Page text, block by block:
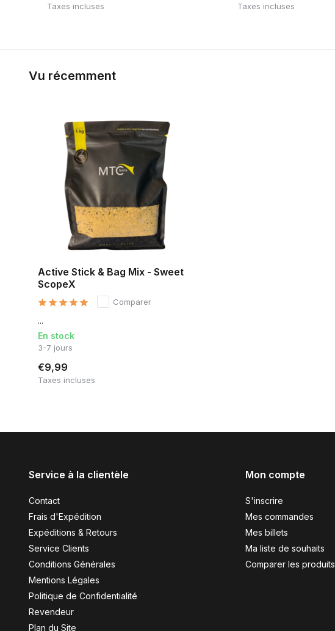
Taxes incluses Taxes incluses
Vu récemment
Active Stick & Bag Mix - Sweet
ScopeX
Comparer
...
En stock
3-7 jours
€9,99
Taxes incluses
Service à la clientèle
Contact
Frais d'Expédition
Expéditions & Retours
Service Clients
Conditions Générales
Mentions Légales
Politique de Confidentialité
Revendeur
Plan du Site
Mon compte
S'inscrire
Mes commandes
Mes billets
Ma liste de souhaits
Comparer les produits